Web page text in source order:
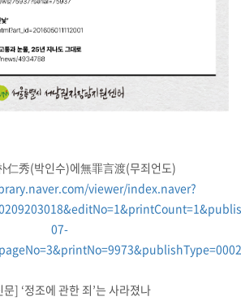
仁秀(박인수)에無罪言渡(무죄언도)
viewer/index.naver?
07-
] ‘정조에 관한 죄’는 사라졌나